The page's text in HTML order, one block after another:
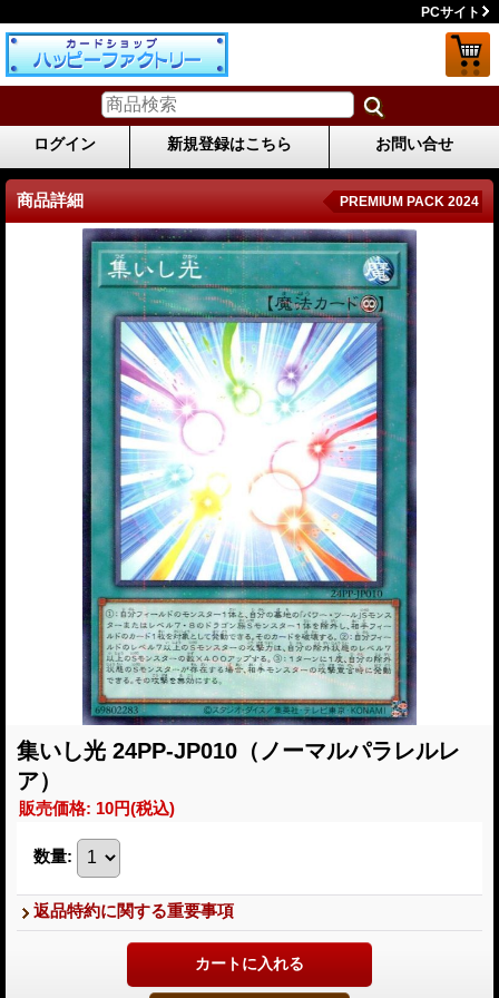
PCサイト
ログイン 新規登録はこちら お問い合せ
商品詳細 PREMIUM PACK 2024
集いし光 24PP-JP010（ノーマルパラレルレ
ア）
販売価格: 10円(税込)
数量:
返品特約に関する重要事項